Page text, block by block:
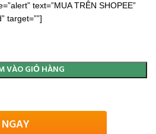
text=”MUA TRÊN SHOPEE”
target=””]
VÀO GIỎ HÀNG